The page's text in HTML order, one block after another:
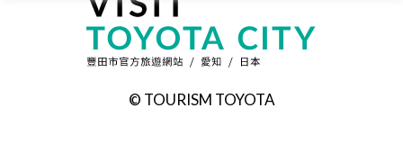
© TOURISM TOYOTA